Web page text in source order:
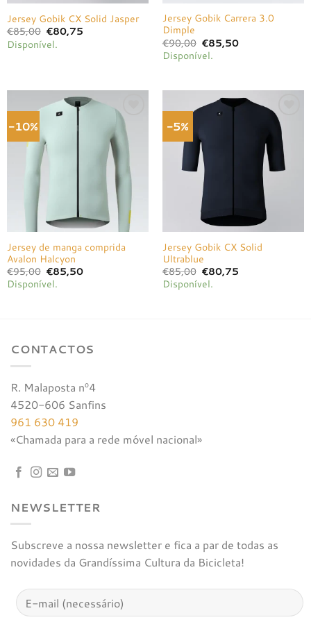
Jersey Gobik CX Solid Jasper
€85,00 O
preço
original
€80,75O
Disponível.
Jersey Gobik Carrera 3.0
Dimple
€90,00 O
preço
original
€85,50O
Disponível.
-10%
Adicionar
à lista de
desejos
Jersey de manga comprida
Avalon Halcyon
€95,00 O
preço
original
€85,50O
Disponível.
-5%
Adicionar
à lista de
desejos
Jersey Gobik CX Solid
Ultrablue
€85,00 O
preço
original
€80,75O
Disponível.
CONTACTOS
R. Malaposta nº4
4520-606 Sanfins
961 630 419
«Chamada para a rede móvel nacional»
NEWSLETTER
Subscreve a nossa newsletter e fica a par de todas as
novidades da Grandíssima Cultura da Bicicleta!